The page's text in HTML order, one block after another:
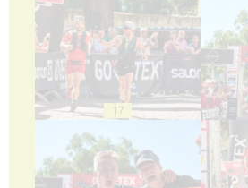
17